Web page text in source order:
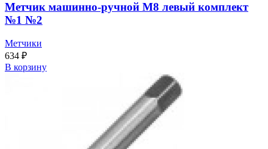
Метчик машинно-ручной М8 левый комплект
№1 №2
Метчики
634 ₽
В корзину